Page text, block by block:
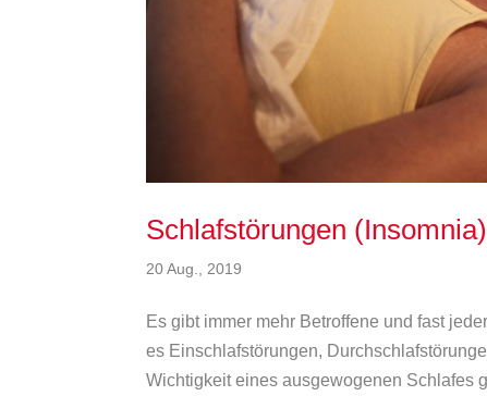
Schlafstörungen
20 Aug., 2019
Es gibt immer mehr Betroffene und fast
es Einschlafstörungen,
Wichtigkeit eines ausgewogenen Schlafes